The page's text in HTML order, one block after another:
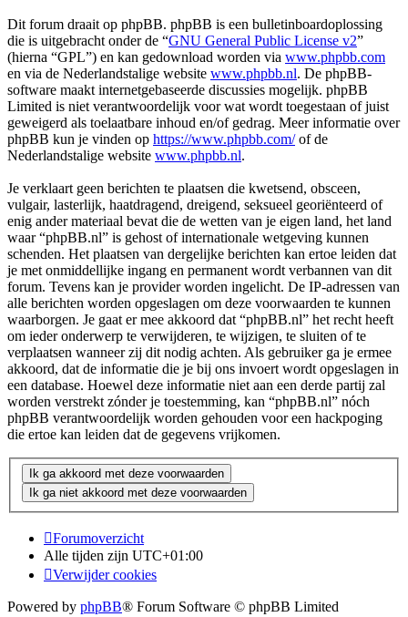
Dit forum draait op phpBB. phpBB is een bulletinboardoplossing
die is uitgebracht onder de “GNU General Public License v2”
(hierna “GPL”) en kan gedownload worden via www.phpbb.com
en via de Nederlandstalige website www.phpbb.nl. De phpBB-
software maakt internetgebaseerde discussies mogelijk. phpBB
Limited is niet verantwoordelijk voor wat wordt toegestaan of juist
geweigerd als toelaatbare inhoud en/of gedrag. Meer informatie over
phpBB kun je vinden op https://www.phpbb.com/of de
Nederlandstalige website www.phpbb.nl.
Je verklaart geen berichten te plaatsen die kwetsend, obsceen,
vulgair, lasterlijk, haatdragend, dreigend, seksueel georiënteerd of
enig ander materiaal bevat die de wetten van je eigen land, het land
waar “phpBB.nl” is gehost of internationale wetgeving kunnen
schenden. Het plaatsen van dergelijke berichten kan ertoe leiden dat
je met onmiddellijke ingang en permanent wordt verbannen van dit
forum. Tevens kan je provider worden ingelicht. De IP-adressen van
alle berichten worden opgeslagen om deze voorwaarden te kunnen
waarborgen. Je gaat er mee akkoord dat “phpBB.nl” het recht heeft
om ieder onderwerp te verwijderen, te wijzigen, te sluiten of te
verplaatsen wanneer zij dit nodig achten. Als gebruiker ga je ermee
akkoord, dat de informatie die je bij ons invoert wordt opgeslagen in
een database. Hoewel deze informatie niet aan een derde partij zal
worden verstrekt zónder je toestemming, kan “phpBB.nl” nóch
phpBB verantwoordelijk worden gehouden voor een hackpoging
die ertoe kan leiden dat de gegevens vrijkomen.
Forumoverzicht
Alle tijden zijn UTC+01:00
Verwijder cookies
Powered by phpBB® Forum Software © phpBB Limited